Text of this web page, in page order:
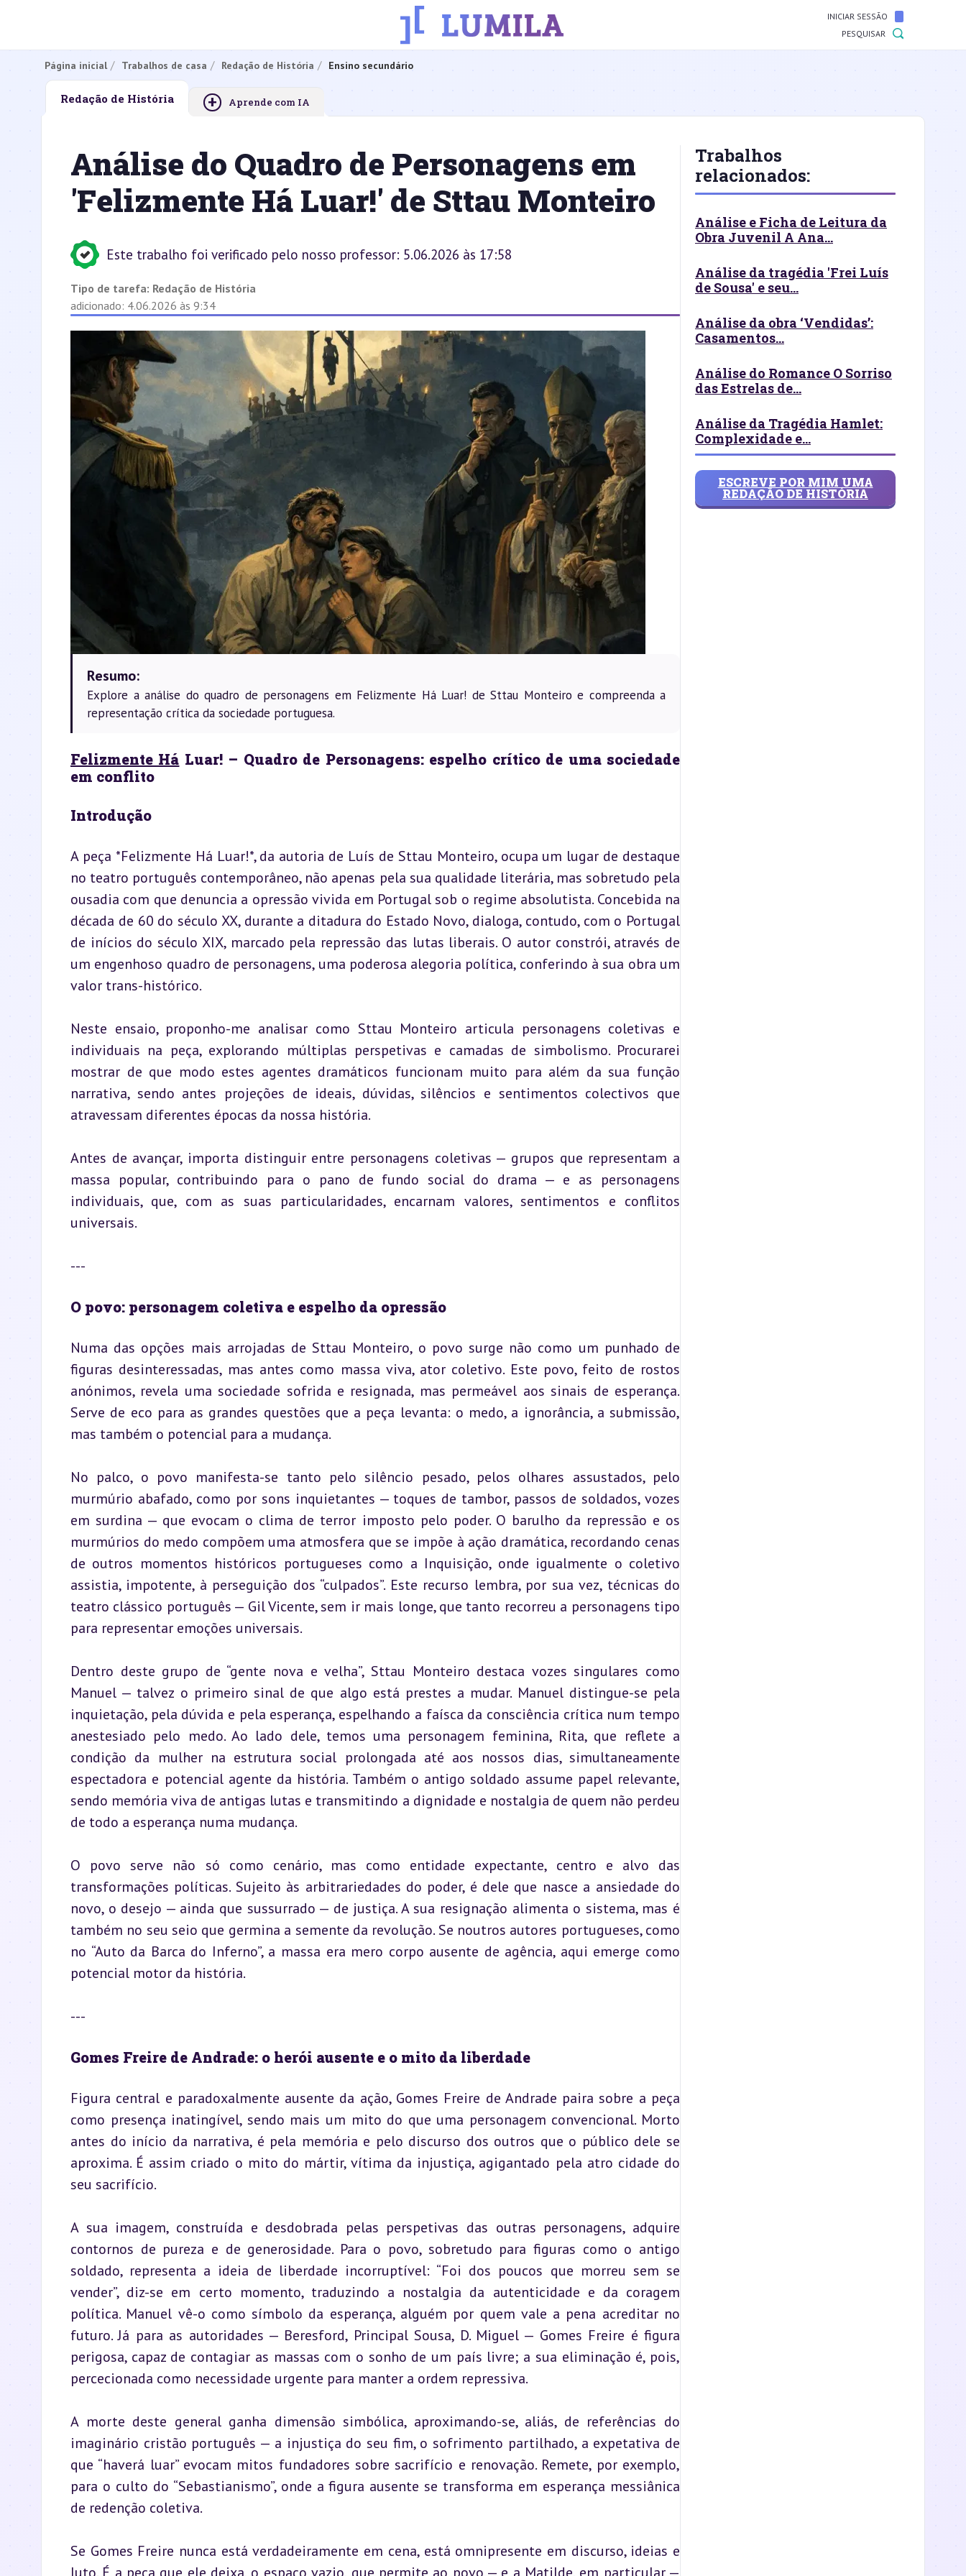
INICIAR SESSÃO
PESQUISAR
Página inicial Trabalhos de casa Redação de História Ensino secundário
Redação de História + Aprende com IA
Análise do Quadro de Personagens em
'Felizmente Há Luar!' de Sttau Monteiro
Este trabalho foi verificado pelo nosso professor: 5.06.2026 às 17:58
Tipo de tarefa: Redação de História
adicionado: 4.06.2026 às 9:34
Resumo:
Explore a análise do quadro de personagens em Felizmente Há Luar! de Sttau Monteiro e compreenda a
representação crítica da sociedade portuguesa.
Felizmente Há Luar! – Quadro de Personagens: espelho crítico de uma sociedade
em conflito
Introdução
A peça *Felizmente Há Luar!*, da autoria de Luís de Sttau Monteiro, ocupa um lugar de destaque
no teatro português contemporâneo, não apenas pela sua qualidade literária, mas sobretudo pela
ousadia com que denuncia a opressão vivida em Portugal sob o regime absolutista. Concebida na
década de 60 do século XX, durante a ditadura do Estado Novo, dialoga, contudo, com o Portugal
de inícios do século XIX, marcado pela repressão das lutas liberais. O autor constrói, através de
um engenhoso quadro de personagens, uma poderosa alegoria política, conferindo à sua obra um
valor trans-histórico.
Neste ensaio, proponho-me analisar como Sttau Monteiro articula personagens coletivas e
individuais na peça, explorando múltiplas perspetivas e camadas de simbolismo. Procurarei
mostrar de que modo estes agentes dramáticos funcionam muito para além da sua função
narrativa, sendo antes projeções de ideais, dúvidas, silêncios e sentimentos colectivos que
atravessam diferentes épocas da nossa história.
Antes de avançar, importa distinguir entre personagens coletivas — grupos que representam a
massa popular, contribuindo para o pano de fundo social do drama — e as personagens
individuais, que, com as suas particularidades, encarnam valores, sentimentos e conflitos
universais.
---
O povo: personagem coletiva e espelho da opressão
Numa das opções mais arrojadas de Sttau Monteiro, o povo surge não como um punhado de
figuras desinteressadas, mas antes como massa viva, ator coletivo. Este povo, feito de rostos
anónimos, revela uma sociedade sofrida e resignada, mas permeável aos sinais de esperança.
Serve de eco para as grandes questões que a peça levanta: o medo, a ignorância, a submissão,
mas também o potencial para a mudança.
No palco, o povo manifesta-se tanto pelo silêncio pesado, pelos olhares assustados, pelo
murmúrio abafado, como por sons inquietantes — toques de tambor, passos de soldados, vozes
em surdina — que evocam o clima de terror imposto pelo poder. O barulho da repressão e os
murmúrios do medo compõem uma atmosfera que se impõe à ação dramática, recordando cenas
de outros momentos históricos portugueses como a Inquisição, onde igualmente o coletivo
assistia, impotente, à perseguição dos “culpados”. Este recurso lembra, por sua vez, técnicas do
teatro clássico português — Gil Vicente, sem ir mais longe, que tanto recorreu a personagens tipo
para representar emoções universais.
Dentro deste grupo de “gente nova e velha”, Sttau Monteiro destaca vozes singulares como
Manuel — talvez o primeiro sinal de que algo está prestes a mudar. Manuel distingue-se pela
inquietação, pela dúvida e pela esperança, espelhando a faísca da consciência crítica num tempo
anestesiado pelo medo. Ao lado dele, temos uma personagem feminina, Rita, que reflete a
condição da mulher na estrutura social prolongada até aos nossos dias, simultaneamente
espectadora e potencial agente da história. Também o antigo soldado assume papel relevante,
sendo memória viva de antigas lutas e transmitindo a dignidade e nostalgia de quem não perdeu
de todo a esperança numa mudança.
O povo serve não só como cenário, mas como entidade expectante, centro e alvo das
transformações políticas. Sujeito às arbitrariedades do poder, é dele que nasce a ansiedade do
novo, o desejo — ainda que sussurrado — de justiça. A sua resignação alimenta o sistema, mas é
também no seu seio que germina a semente da revolução. Se noutros autores portugueses, como
no “Auto da Barca do Inferno”, a massa era mero corpo ausente de agência, aqui emerge como
potencial motor da história.
---
Gomes Freire de Andrade: o herói ausente e o mito da liberdade
Figura central e paradoxalmente ausente da ação, Gomes Freire de Andrade paira sobre a peça
como presença inatingível, sendo mais um mito do que uma personagem convencional. Morto
antes do início da narrativa, é pela memória e pelo discurso dos outros que o público dele se
aproxima. É assim criado o mito do mártir, vítima da injustiça, agigantado pela atro cidade do
seu sacrifício.
A sua imagem, construída e desdobrada pelas perspetivas das outras personagens, adquire
contornos de pureza e de generosidade. Para o povo, sobretudo para figuras como o antigo
soldado, representa a ideia de liberdade incorruptível: “Foi dos poucos que morreu sem se
vender”, diz-se em certo momento, traduzindo a nostalgia da autenticidade e da coragem
política. Manuel vê-o como símbolo da esperança, alguém por quem vale a pena acreditar no
futuro. Já para as autoridades — Beresford, Principal Sousa, D. Miguel — Gomes Freire é figura
perigosa, capaz de contagiar as massas com o sonho de um país livre; a sua eliminação é, pois,
percecionada como necessidade urgente para manter a ordem repressiva.
A morte deste general ganha dimensão simbólica, aproximando-se, aliás, de referências do
imaginário cristão português — a injustiça do seu fim, o sofrimento partilhado, a expetativa de
que “haverá luar” evocam mitos fundadores sobre sacrifício e renovação. Remete, por exemplo,
para o culto do “Sebastianismo”, onde a figura ausente se transforma em esperança messiânica
de redenção coletiva.
Se Gomes Freire nunca está verdadeiramente em cena, está omnipresente em discurso, ideias e
Trabalhos
relacionados:
Análise e Ficha de Leitura da
Obra Juvenil A Ana...
Análise da tragédia 'Frei Luís
de Sousa' e seu...
Análise da obra ‘Vendidas’:
Casamentos...
Análise do Romance O Sorriso
das Estrelas de...
Análise da Tragédia Hamlet:
Complexidade e...
ESCREVE POR MIM UMA
REDAÇÃO DE HISTÓRIA